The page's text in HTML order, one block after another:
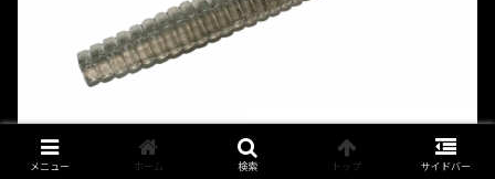
メニュー ホーム 検索 トップ サイドバー